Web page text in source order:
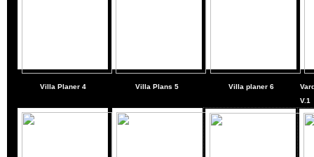
Villa Planer4 Villa Plans 5 Villa planer 6
V.1